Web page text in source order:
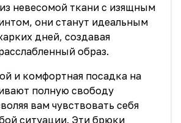
невесомой ткани с изящным
они станут идеальным
дней, создавая
образ.
и комфортная посадка на
полную свободу
вам чувствовать себя
ситуации. Эти брюки